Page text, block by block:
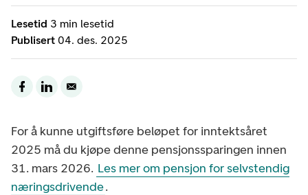
Lesetid 3 min lesetid
Publisert 04. des. 2025
For å kunne utgiftsføre beløpet for inntektsåret
2025 må du kjøpe denne pensjonssparingen innen
31. mars 2026. Les mer om pensjon for selvstendig
næringsdrivende.